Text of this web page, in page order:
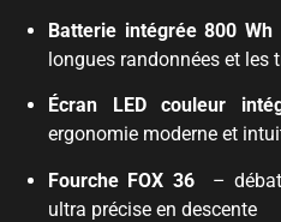
Batterie intégrée 800 Wh
longues randonnées et les
Écran LED couleur
ergonomie moderne et
Fourche FOX 36
–
ultra précise en descente